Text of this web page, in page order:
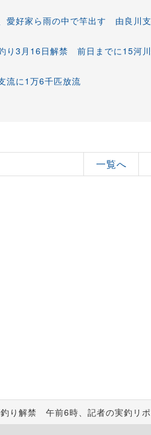
愛好家ら雨の中で竿出す 由良川
り3月16日解禁 前日までに15河
流に1万6千匹放流
一覧へ
釣り解禁 午前6時、記者の実釣